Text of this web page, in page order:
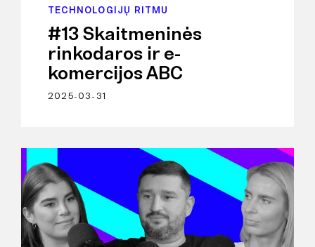
TECHNOLOGIJŲ RITMU
#13 Skaitmeninės
rinkodaros ir e-
komercijos ABC
2025-03-31